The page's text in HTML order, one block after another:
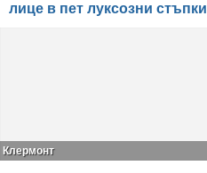
лице в пет луксозни стъпки
Клермонт